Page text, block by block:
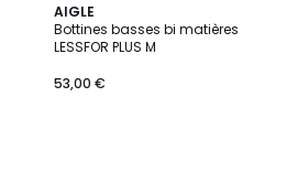
AIGLE
Bottines basses bi matières
LESSFOR PLUS M
53,00 €